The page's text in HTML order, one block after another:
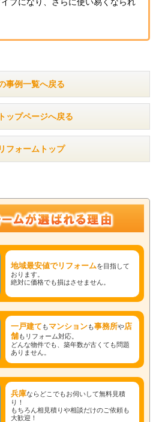
プになり、さらに使い易くなられ
事例一覧へ戻る
ップページへ戻る
フォームトップ
地域最安値でリフォームを目指して
おります。
絶対に価格でも損はさせません。
一戸建て もマンションも事務所や店
舗もリフォーム対応。
どんな物件でも、築年数が古くても問題
ありません。
兵庫ならどこでもお伺いして無料見積
り！
もちろん相見積りや相談だけのご依頼も
大歓迎！